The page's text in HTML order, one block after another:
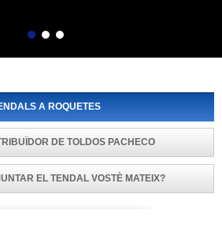
Següent
A ROQUETES
DE TOLDOS PACHECO
EL TENDAL VOSTÈ MATEIX?